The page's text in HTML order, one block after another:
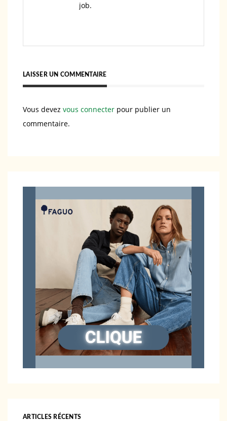
job.
LAISSER UN COMMENTAIRE
Vous devez vous connecter pour publier un
commentaire.
ARTICLES RÉCENTS